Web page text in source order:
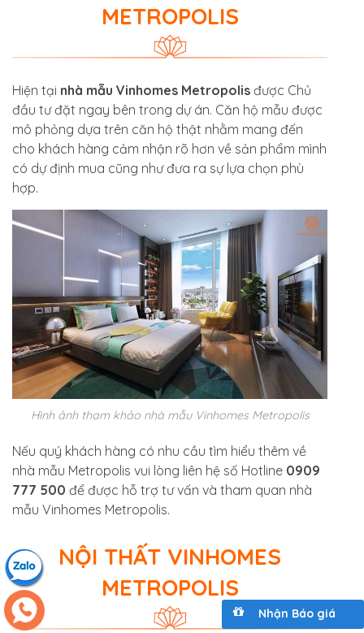
METROPOLIS
Hiện tại nhà mẫu Vinhomes Metropolis được Chủ
đầu tư đặt ngay bên trong dự án. Căn hộ mẫu được
mô phỏng dựa trên căn hộ thật nhằm mang đến
cho khách hàng cảm nhận rõ hơn về sản phẩm mình
có dự định mua cũng như đưa ra sự lựa chọn phù
hợp.
Hình ảnh tham khảo nhà mẫu Vinhomes Metropolis
Nếu quý khách hàng có nhu cầu tìm hiểu thêm về
nhà mẫu Metropolis vui lòng liên hệ số Hotline 0909
777 500 để được hỗ trợ tư vấn và tham quan nhà
mẫu Vinhomes Metropolis.
NỘI THẤT VINHOMES
METROPOLIS
Nhận Báo giá